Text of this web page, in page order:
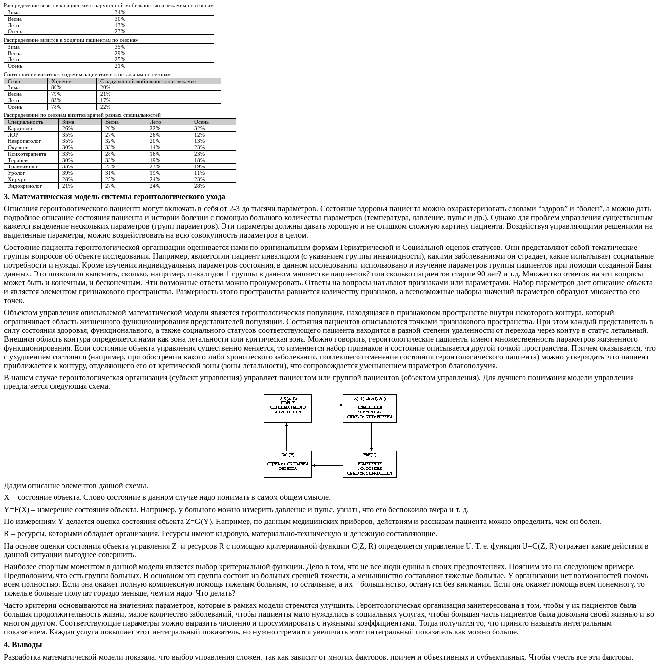
Распределение визитов к пациентам с нарушенной мобильностью и лежачим по сезонам
Зима
34%
Весна
30%
Лето
13%
Осень
23%
Распределение визитов к ходячим пациентам по сезонам
Зима
35%
Весна
29%
Лето
25%
Осень
21%
Соотношение визитов к ходячим пациентам и к остальным по сезонам
Сезон
Ходячие
С нарушенной мобильностью и лежачие
Зима
80%
20%
Весна
79%
21%
Лето
83%
17%
Осень
78%
22%
Распределение по сезонам визитов врачей разных специальностей
Специальность
Зима Весна Лето
Осень
Кардиолог
26% 20% 22%
32%
ЛОР
35% 27% 26%
12%
Невропатолог
35% 32% 20%
13%
Окулист
30% 33% 14%
23%
Психотерапевта
33% 28% 16%
23%
Терапевт
30% 33% 19%
18%
Травматолог
33% 25% 23%
19%
Уролог
39% 31% 19%
11%
Хирург
28% 25% 24%
23%
Эндокринолог
21% 27% 24% 28%
3. Математическая модель системы геронтологического ухода
Описания геронтологического пациента могут включать в себя от 2-3 до тысячи параметров. Состояние здоровья пациента можно охарактеризовать словами “здоров” и “болен”, а можно дать
подробное описание состояния пациента и истории болезни с помощью большого количества параметров (температура, давление, пульс и др.). Однако для проблем управления существенным
кажется выделение нескольких параметров (групп параметров). Эти параметры должны давать хорошую и не слишком сложную картину пациента. Воздействуя управляющими решениями на
выделенные параметры, можно воздействовать на всю совокупность параметров в целом.
Состояние пациента геронтологической организации оценивается нами по оригинальным формам Гериатрической и Социальной оценок статусов. Они представляют собой тематические
группы вопросов об объекте исследования. Например, является ли пациент инвалидом (с указанием группы инвалидности), какими заболеваниями он страдает, какие испытывает социальные
потребности и нужды. Кроме изучения индивидуальных параметров состояния, в данном исследовании использовано и изучение параметров группы пациентов при помощи созданной Базы
данных. Это позволило выяснить, сколько, например, инвалидов 1 группы в данном множестве пациентов? или сколько пациентов старше 90 лет? и т.д. Множество ответов на эти вопросы
может быть и конечным, и бесконечным. Эти возможные ответы можно пронумеровать. Ответы на вопросы называют признаками или параметрами. Набор параметров дает описание объекта
и является элементом признакового пространства. Размерность этого пространства равняется количеству признаков, а всевозможные наборы значений параметров образуют множество его
точек.
Объектом управления описываемой математической модели является геронтологическая популяция, находящаяся в признаковом пространстве внутри некоторого контура, который
ограничивает область жизненного функционирования представителей популяции. Состояния пациентов описываются точками признакового пространства. При этом каждый представитель в
силу состояния здоровья, функционального, а также социального статусов соответствующего пациента находится в разной степени удаленности от перехода через контур в статус летальный.
Внешняя область контура определяется нами как зона летальности или критическая зона. Можно говорить, геронтологические пациенты имеют множественность параметров жизненного
функционирования. Если состояние объекта управления существенно меняется, то изменяется набор признаков и состояние описывается другой точкой пространства. Причем оказывается, что
с ухудшением состояния (например, при обострении какого-либо хронического заболевания, повлекшего изменение состояния геронтологического пациента) можно утверждать, что пациент
приближается к контуру, отделяющего его от критической зоны (зоны летальности), что сопровождается уменьшением параметров благополучия.
В нашем случае геронтологическая организация (субъект управления) управляет пациентом или группой пациентов (объектом управления). Для лучшего понимания модели управления
предлагается следующая схема.
Дадим описание элементов данной схемы.
X – состояние объекта. Слово состояние в данном случае надо понимать в самом общем смысле.
Y=F(X) – измерение состояния объекта. Например, у больного можно измерить давление и пульс, узнать, что его беспокоило вчера и т. д.
По измерениям Y делается оценка состояния объекта Z=G(Y). Например, по данным медицинских приборов, действиям и рассказам пациента можно определить, чем он болен.
R – ресурсы, которыми обладает организация. Ресурсы имеют кадровую, материально-техническую и денежную составляющие.
На основе оценки состояния объекта управления Z и ресурсов R с помощью критериальной функции C(Z, R) определяется управление U. Т. е. функция U=C(Z, R) отражает какие действия в
данной ситуации выгоднее совершить.
Наиболее спорным моментом в данной модели является выбор критериальной функции. Дело в том, что не все люди едины в своих предпочтениях. Поясним это на следующем примере.
Предположим, что есть группа больных. В основном эта группа состоит из больных средней тяжести, а меньшинство составляют тяжелые больные. У организации нет возможностей помочь
всем полностью. Если она окажет полную комплексную помощь тяжелым больным, то остальные, а их – большинство, останутся без внимания. Если она окажет помощь всем понемногу, то
тяжелые больные получат гораздо меньше, чем им надо. Что делать?
Часто критерии основываются на значениях параметров, которые в рамках модели стремятся улучшить. Геронтологическая организация заинтересована в том, чтобы у их пациентов была
большая продолжительность жизни, малое количество заболеваний, чтобы пациенты мало нуждались в социальных услугах, чтобы большая часть пациентов была довольна своей жизнью и во
многом другом. Соответствующие параметры можно выразить численно и просуммировать с нужными коэффициентами. Тогда получится то, что принято называть интегральным
показателем. Каждая услуга повышает этот интегральный показатель, но нужно стремится увеличить этот интегральный показатель как можно больше.
4. Выводы
Разработка математической модели показала, что выбор управления сложен, так как зависит от многих факторов, причем и объективных и субъективных. Чтобы учесть все эти факторы,